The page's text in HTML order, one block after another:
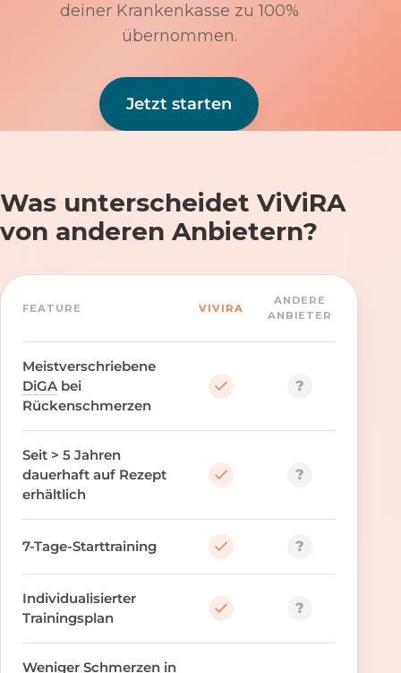
deiner Krankenkasse zu 100%
übernommen.
Jetzt starten
Was unterscheidet ViViRA
von anderen Anbietern?
FEATURE VIVIRA
ANDERE
ANBIETER
Meistverschriebene
DiGA bei
Rückenschmerzen
?
Seit > 5 Jahren
dauerhaft auf Rezept
erhältlich
?
7-Tage-Starttraining ?
Individualisierter
Trainingsplan
?
Weniger Schmerzen in